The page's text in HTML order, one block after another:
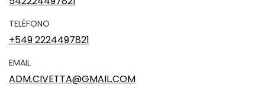
TELÉFONO
+549 2224497821
EMAIL
ADM.CIVETTA@GMAIL.COM